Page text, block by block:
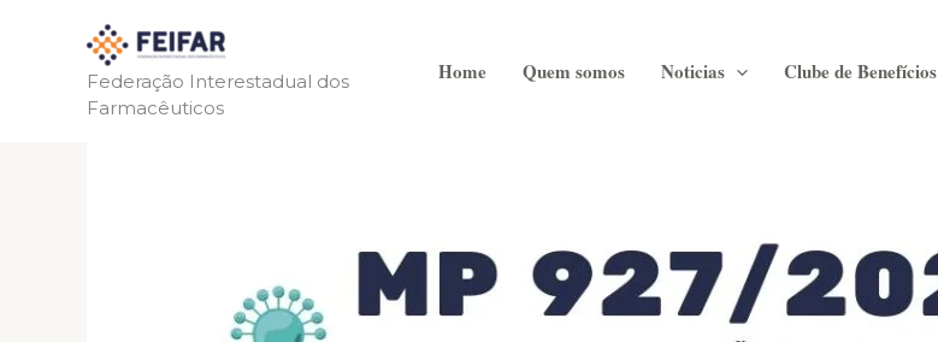
conteúdo
Federação Interestadual dos
Farmacêuticos
Home Quem somos Noticias Clube de Benefícios